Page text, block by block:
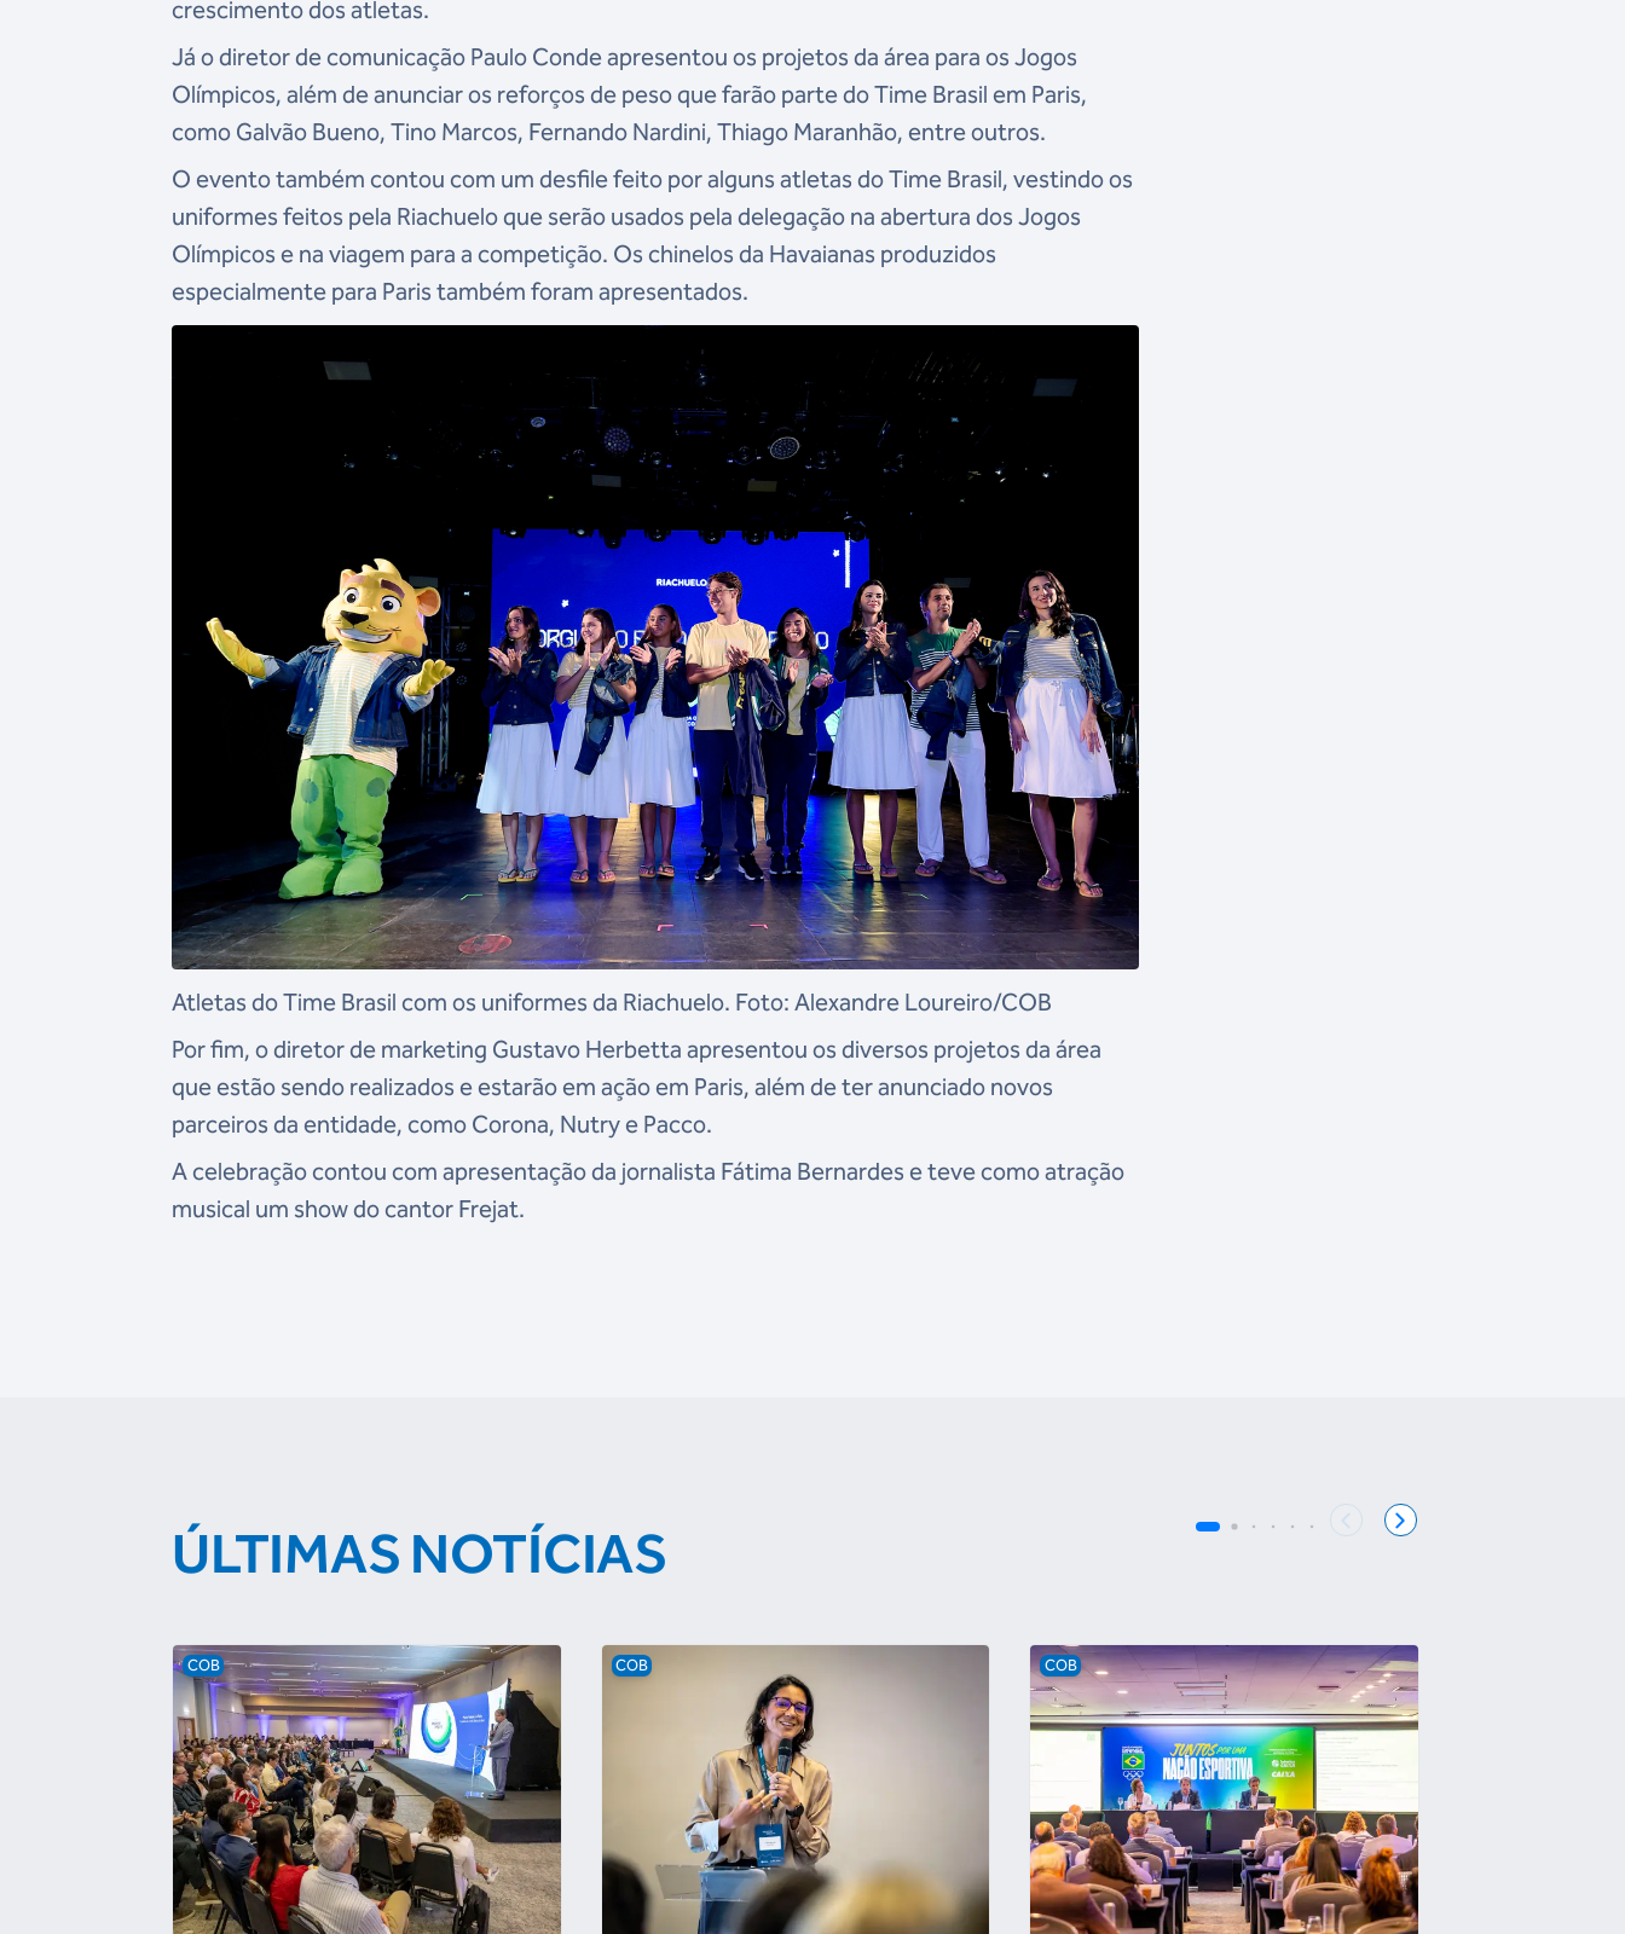
crescimento dos atletas.
Já o diretor de comunicação Paulo Conde apresentou os projetos da área para os Jogos
Olímpicos, além de anunciar os reforços de peso que farão parte do Time Brasil em Paris,
como Galvão Bueno, Tino Marcos, Fernando Nardini, Thiago Maranhão, entre outros.
O evento também contou com um desfile feito por alguns atletas do Time Brasil, vestindo os
uniformes feitos pela Riachuelo que serão usados pela delegação na abertura dos Jogos
Olímpicos e na viagem para a competição. Os chinelos da Havaianas produzidos
especialmente para Paris também foram apresentados.
Atletas do Time Brasil com os uniformes da Riachuelo. Foto: Alexandre Loureiro/COB
Por fim, o diretor de marketing Gustavo Herbetta apresentou os diversos projetos da área
que estão sendo realizados e estarão em ação em Paris, além de ter anunciado novos
parceiros da entidade, como Corona, Nutry e Pacco.
A celebração contou com apresentação da jornalista Fátima Bernardes e teve como atração
musical um show do cantor Frejat.
ÚLTIMAS NOTÍCIAS
COB COB COB